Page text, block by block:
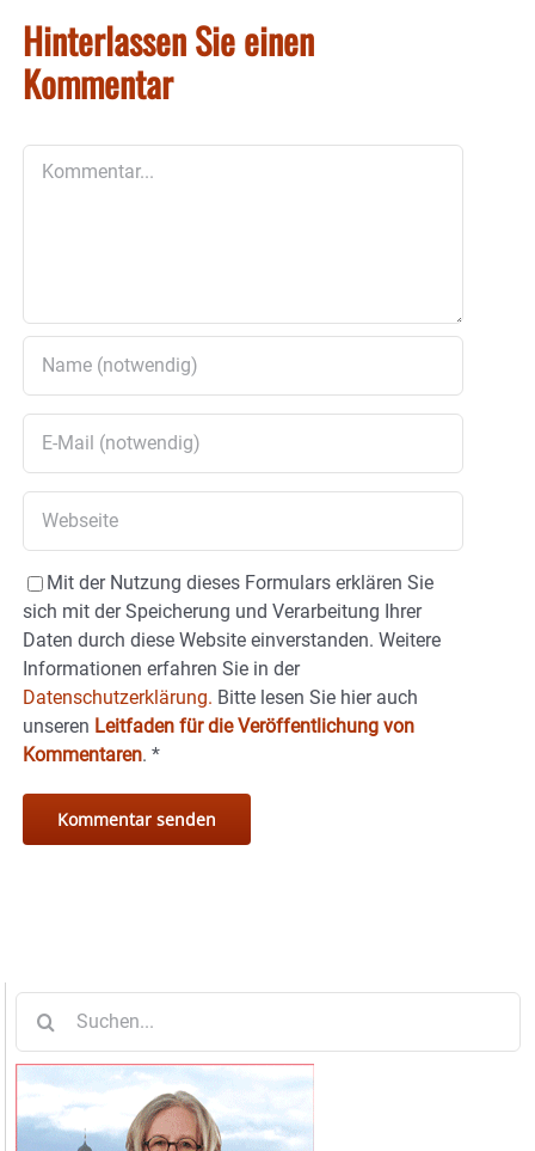
Hinterlassen Sie einen
Kommentar
Mit der Nutzung dieses Formulars erklären Sie
sich mit der Speicherung und Verarbeitung Ihrer
Daten durch diese Website einverstanden. Weitere
Informationen erfahren Sie in der
Datenschutzerklärung. Bitte lesen Sie hier auch
unseren Leitfaden für die Veröffentlichung von
Kommentaren. *
nach: